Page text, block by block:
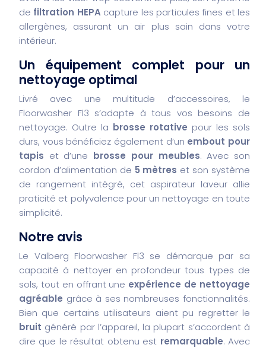
de filtration HEPAcapture les particules fines et les
allergènes, assurant un air plus sain dans votre
intérieur.
Un équipement complet pour un
nettoyage optimal
Livré avec une multitude d’accessoires, le
Floorwasher Fl3 s’adapte à tous vos besoins de
nettoyage. Outre la brosse rotative pour les sols
durs, vous bénéficiez également d’un embout pour
tapis et d’une brosse pour meubles. Avec son
cordon d’alimentation de 5 mètres et son système
de rangement intégré, cet aspirateur laveur allie
praticité et polyvalence pour un nettoyage en toute
simplicité.
Notre avis
Le Valberg Floorwasher Fl3 se démarque par sa
capacité à nettoyer en profondeur tous types de
sols, tout en offrant une expérience de nettoyage
agréable grâce à ses nombreuses fonctionnalités.
Bien que certains utilisateurs aient pu regretter le
bruit généré par l’appareil, la plupart s’accordent à
dire que le résultat obtenu est remarquable. Avec